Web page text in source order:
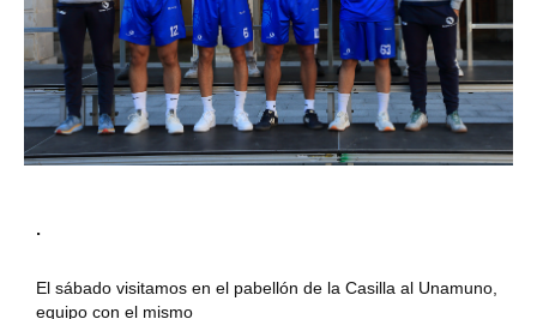
.
El sábado visitamos en el pabellón de la Casilla al Unamuno,
equipo con el mismo